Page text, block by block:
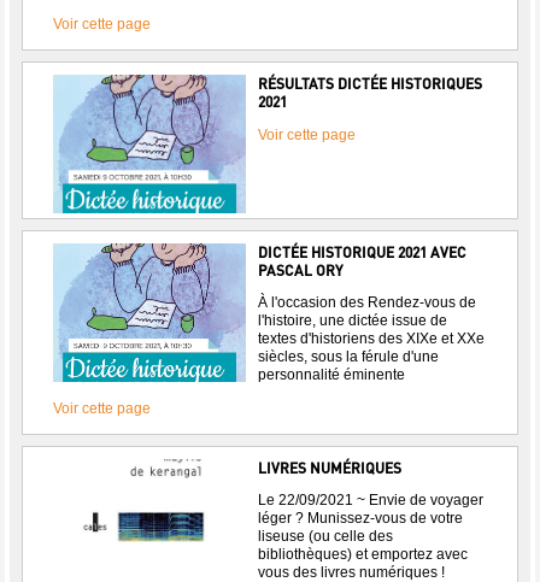
Voir cette page
RÉSULTATS DICTÉE HISTORIQUES
2021
Voir cette page
DICTÉE HISTORIQUE 2021 AVEC
PASCAL ORY
À l'occasion des Rendez-vous de
l'histoire, une dictée issue de
textes d'historiens des XIXe et XXe
siècles, sous la férule d'une
personnalité éminente
Voir cette page
LIVRES NUMÉRIQUES
Le 22/09/2021 ~ Envie de voyager
léger ? Munissez-vous de votre
liseuse (ou celle des
bibliothèques) et emportez avec
vous des livres numériques !